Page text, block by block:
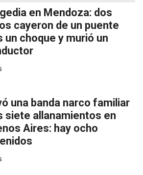
en Mendoza: dos
cayeron de un puente
un choque y murió un
una banda narco familiar
siete allanamientos en
Aires: hay ocho